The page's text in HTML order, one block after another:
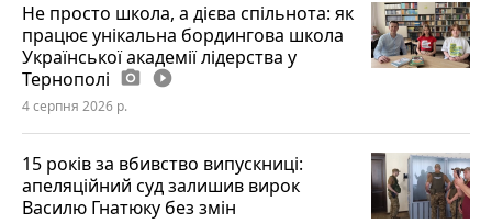
Не просто школа, а дієва спільнота: як
працює унікальна бордингова школа
Української академії лідерства у
Тернополі photo_camera play_circle_filled
4 серпня 2026 р.
15 років за вбивство випускниці:
апеляційний суд залишив вирок
Василю Гнатюку без змін